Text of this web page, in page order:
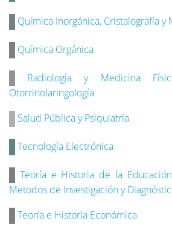
Química Inorgánica, Cristalografía y
Química Orgánica
Radiología y Medicina
Otorrinolaringología
Salud Pública y Psiquiatría
Tecnología Electrónica
Teoría e Historia de la
Metodos de Investigación y
Teoría e Historia Económica